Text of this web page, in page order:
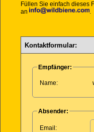
Füllen Sie einfach dieses
an
.
Kontaktformular:
Empfänger:
Name:
Absender:
Leer lassen:
Email: